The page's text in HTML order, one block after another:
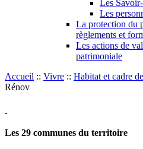
Les
Les
La protection du
règlements et
Les actions de
patrimoniale
Accueil :: Vivre :: Habitat et cadre
Rénov
Les 29 communes du territoire